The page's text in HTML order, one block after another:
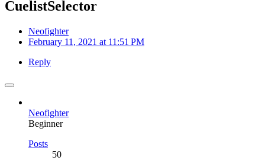
CuelistSelector
Neofighter
February 11, 2021 at 11:51 PM
Reply
Neofighter
Beginner
Posts
50